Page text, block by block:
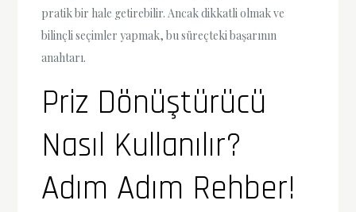
pratik bir hale getirebilir. Ancak dikkatli olmak ve
bilinçli seçimler yapmak, bu süreçteki başarının
anahtarı.
Priz Dönüştürücü
Nasıl Kullanılır?
Adım Adım Rehber!